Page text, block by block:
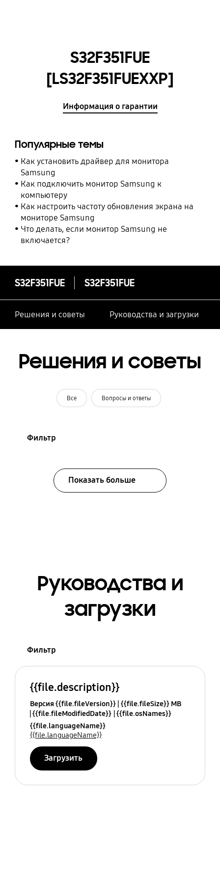
S32F351FUE
[LS32F351FUEXXP]
Информация о гарантии
Популярные темы
Как установить драйвер для монитора
Samsung
Как подключить монитор Samsung к
компьютеру
Как настроить частоту обновления экрана на
мониторе Samsung
Что делать, если монитор Samsung не
включается?
S32F351FUE S32F351FUE
Решения и советы Руководства и загрузки
Решения и советы
Все Вопросы и ответы
Фильтр
Показать больше
Руководства и
загрузки
Фильтр
{{file.description}}
Версия {{file.fileVersion}} {{file.fileSize}} MB
{{file.fileModifiedDate}} {{file.osNames}}
{{file.languageName}}
{{file.languageName}}
Загрузить